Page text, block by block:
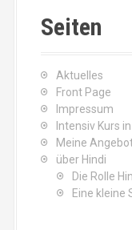
Seiten
Aktuelles
Front Page
Impressum
Intensiv Kurs
Meine
über Hindi
Die Rolle
Eine kleine